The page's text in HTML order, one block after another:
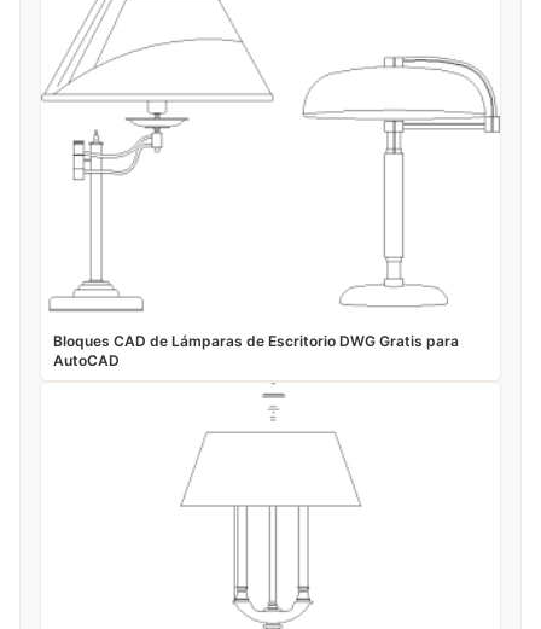
Bloques CAD de Lámparas de Escritorio DWG Gratis para
AutoCAD